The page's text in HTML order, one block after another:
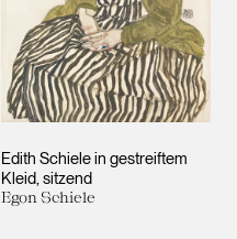
Edith Schiele in gestreiftem
Kleid, sitzend
Egon Schiele